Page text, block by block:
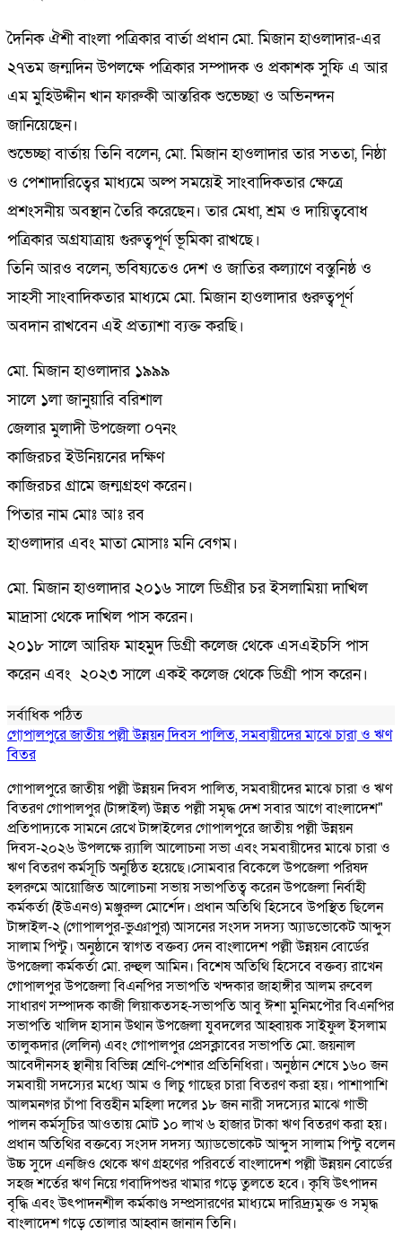
দৈনিক ঐশী বাংলা পত্রিকার বার্তা প্রধান মো. মিজান হাওলাদার-এর
২৭তম জন্মদিন উপলক্ষে পত্রিকার সম্পাদক ও প্রকাশক সুফি এ আর
এম মুহিউদ্দীন খান ফারুকী আন্তরিক শুভেচ্ছা ও অভিনন্দন
জানিয়েছেন।
শুভেচ্ছা বার্তায় তিনি বলেন, মো. মিজান হাওলাদার তার সততা, নিষ্ঠা
ও পেশাদারিত্বের মাধ্যমে অল্প সময়েই সাংবাদিকতার ক্ষেত্রে
প্রশংসনীয় অবস্থান তৈরি করেছেন। তার মেধা, শ্রম ও দায়িত্ববোধ
পত্রিকার অগ্রযাত্রায় গুরুত্বপূর্ণ ভূমিকা রাখছে।
তিনি আরও বলেন, ভবিষ্যতেও দেশ ও জাতির কল্যাণে বস্তুনিষ্ঠ ও
সাহসী সাংবাদিকতার মাধ্যমে মো. মিজান হাওলাদার গুরুত্বপূর্ণ
অবদান রাখবেন এই প্রত্যাশা ব্যক্ত করছি।
মো. মিজান হাওলাদার ১৯৯৯
সালে ১লা জানুয়ারি বরিশাল
জেলার মুলাদী উপজেলা ০৭নং
কাজিরচর ইউনিয়নের দক্ষিণ
কাজিরচর গ্রামে জন্মগ্রহণ করেন।
পিতার নাম মোঃ আঃ রব
হাওলাদার এবং মাতা মোসাঃ মনি বেগম।
মো. মিজান হাওলাদার ২০১৬ সালে ডিগ্রীর চর ইসলামিয়া দাখিল
মাদ্রাসা থেকে দাখিল পাস করেন।
২০১৮ সালে আরিফ মাহমুদ ডিগ্রী কলেজ থেকে এসএইচসি পাস
করেন এবং ২০২৩ সালে একই কলেজ থেকে ডিগ্রী পাস করেন।
সর্বাধিক পঠিত
গোপালপুরে জাতীয় পল্লী উন্নয়ন দিবস পালিত, সমবায়ীদের মাঝে চারা ও ঋণ
বিতর
গোপালপুরে জাতীয় পল্লী উন্নয়ন দিবস পালিত, সমবায়ীদের মাঝে চারা ও ঋণ
বিতরণ গোপালপুর (টাঙ্গাইল) উন্নত পল্লী সমৃদ্ধ দেশ সবার আগে বাংলাদেশ"
প্রতিপাদ্যকে সামনে রেখে টাঙ্গাইলের গোপালপুরে জাতীয় পল্লী উন্নয়ন
দিবস-২০২৬ উপলক্ষে র‍্যালি আলোচনা সভা এবং সমবায়ীদের মাঝে চারা ও
ঋণ বিতরণ কর্মসূচি অনুষ্ঠিত হয়েছে।সোমবার বিকেলে উপজেলা পরিষদ
হলরুমে আয়োজিত আলোচনা সভায় সভাপতিত্ব করেন উপজেলা নির্বাহী
কর্মকর্তা (ইউএনও) মঞ্জুরুল মোর্শেদ। প্রধান অতিথি হিসেবে উপস্থিত ছিলেন
টাঙ্গাইল-২ (গোপালপুর-ভুঞাপুর) আসনের সংসদ সদস্য অ্যাডভোকেট আব্দুস
সালাম পিন্টু। অনুষ্ঠানে স্বাগত বক্তব্য দেন বাংলাদেশ পল্লী উন্নয়ন বোর্ডের
উপজেলা কর্মকর্তা মো. রুহুল আমিন। বিশেষ অতিথি হিসেবে বক্তব্য রাখেন
গোপালপুর উপজেলা বিএনপির সভাপতি খন্দকার জাহাঙ্গীর আলম রুবেল
সাধারণ সম্পাদক কাজী লিয়াকতসহ-সভাপতি আবু ঈশা মুনিমপৌর বিএনপির
সভাপতি খালিদ হাসান উথান উপজেলা যুবদলের আহ্বায়ক সাইফুল ইসলাম
তালুকদার (লেলিন) এবং গোপালপুর প্রেসক্লাবের সভাপতি মো. জয়নাল
আবেদীনসহ স্থানীয় বিভিন্ন শ্রেণি-পেশার প্রতিনিধিরা। অনুষ্ঠান শেষে ১৬০ জন
সমবায়ী সদস্যের মধ্যে আম ও লিচু গাছের চারা বিতরণ করা হয়। পাশাপাশি
আলমনগর চাঁপা বিত্তহীন মহিলা দলের ১৮ জন নারী সদস্যের মাঝে গাভী
পালন কর্মসূচির আওতায় মোট ১০ লাখ ৬ হাজার টাকা ঋণ বিতরণ করা হয়।
প্রধান অতিথির বক্তব্যে সংসদ সদস্য অ্যাডভোকেট আব্দুস সালাম পিন্টু বলেন
উচ্চ সুদে এনজিও থেকে ঋণ গ্রহণের পরিবর্তে বাংলাদেশ পল্লী উন্নয়ন বোর্ডের
সহজ শর্তের ঋণ নিয়ে গবাদিপশুর খামার গড়ে তুলতে হবে। কৃষি উৎপাদন
বৃদ্ধি এবং উৎপাদনশীল কর্মকাণ্ড সম্প্রসারণের মাধ্যমে দারিদ্র্যমুক্ত ও সমৃদ্ধ
বাংলাদেশ গড়ে তোলার আহ্বান জানান তিনি।